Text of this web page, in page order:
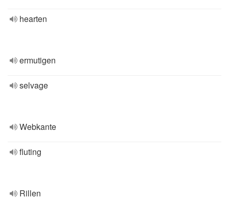
hearten
ermutigen
selvage
Webkante
fluting
Rillen